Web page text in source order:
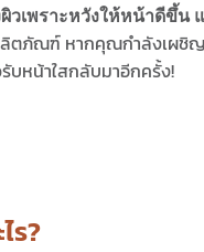
วเพราะหวังให้หน้าดีขึ้น
ตภัณฑ์ หากคุณกำลังเผชิญ
บหน้าใสกลับมาอีกครั้ง!
ร?